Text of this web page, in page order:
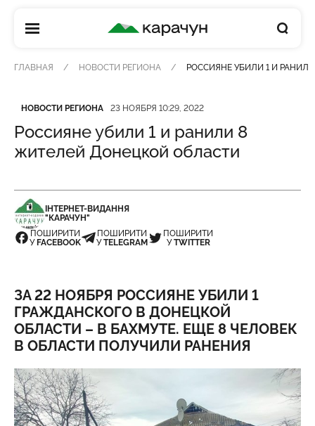
КАРАЧУН
ГЛАВНАЯ НОВОСТИ РЕГИОНА РОССИЯНЕ УБИЛИ 1 И
Категория
НОВОСТИ РЕГИОНА
Дата публикации 23 НОЯБРЯ 10:29, 2022
Россияне убили 1 и ранили 8
жителей Донецкой области
ІНТЕРНЕТ-ВИДАННЯ
"КАРАЧУН"
ПОШИРИТИ
У FACEBOOK
ПОШИРИТИ
УTELEGRAM
ПОШИРИТИ
УTWITTER
ЗА 22 НОЯБРЯ РОССИЯНЕ УБИЛИ 1
ГРАЖДАНСКОГО В ДОНЕЦКОЙ
ОБЛАСТИ – В БАХМУТЕ. ЕЩЕ 8 ЧЕЛОВЕК
В ОБЛАСТИ ПОЛУЧИЛИ РАНЕНИЯ